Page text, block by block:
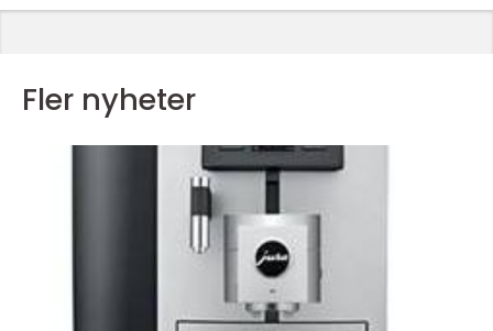
Fler nyheter